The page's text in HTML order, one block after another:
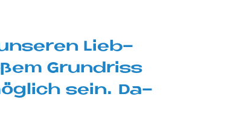
Lieb­
Grund­riss
sein. Da­